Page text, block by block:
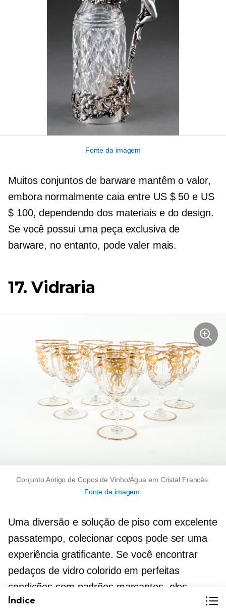
Fonte da imagem
Muitos conjuntos de barware mantêm o valor,
embora normalmente caia entre US $ 50 e US
$ 100, dependendo dos materiais e do design.
Se você possui uma peça exclusiva de
barware, no entanto, pode valer mais.
17. Vidraria
Conjunto Antigo de Copos de Vinho/Água em Cristal Francês.
Fonte da imagem
Uma diversão e solução de piso com excelente
passatempo, colecionar copos pode ser uma
experiência gratificante. Se você encontrar
pedaços de vidro colorido em perfeitas
condições com padrões marcantes, eles
podem valer uma fortuna!
Índice